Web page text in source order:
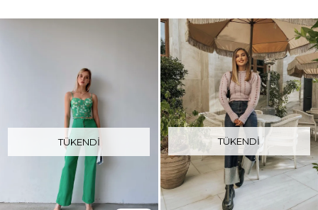
TÜKENDI TÜKENDI